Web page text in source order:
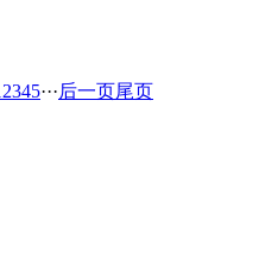
2345···后一页尾页